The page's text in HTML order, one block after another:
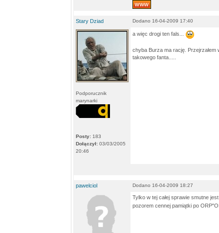
Stary Dziad Dodano 16-04-2009 17:40
Podporucznik
marynarki
Posty: 183
Dołączył: 03/03/2005
20:46
a więc drogi ten fals...
chyba Burza ma rację. Przejrzałem
takowego fanta.....
pawelciol Dodano 16-04-2009 18:27
Tylko w tej całej sprawie smutne
pozorem cennej pamiątki po